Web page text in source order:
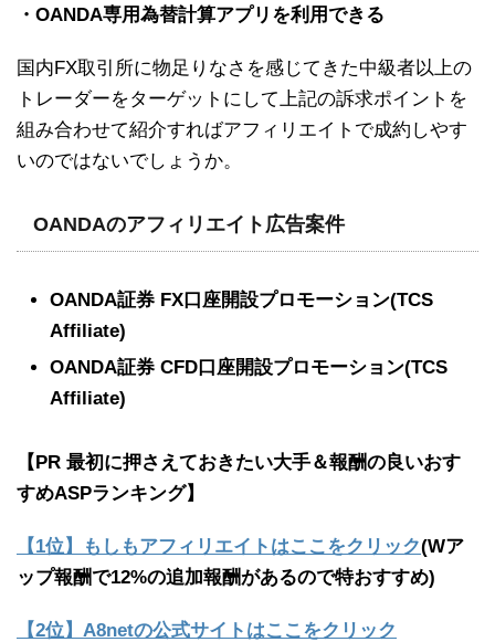
・OANDA専用為替計算アプリを利用できる
国内FX取引所に物足りなさを感じてきた中級者以上の
トレーダーをターゲットにして上記の訴求ポイントを
組み合わせて紹介すればアフィリエイトで成約しやす
いのではないでしょうか。
OANDAのアフィリエイト広告案件
OANDA証券 FX口座開設プロモーション(TCS
Affiliate)
OANDA証券 CFD口座開設プロモーション(TCS
Affiliate)
【PR 最初に押さえておきたい大手＆報酬の良いおす
すめASPランキング】
【1位】もしもアフィリエイトはここをクリック(Wア
ップ報酬で12%の追加報酬があるので特おすすめ)
【2位】A8netの公式サイトはここをクリック